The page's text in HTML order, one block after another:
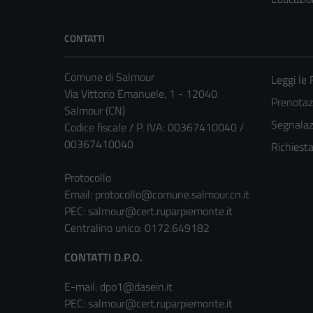
CONTATTI
Comune di Salmour
Via Vittorio Emanuele, 1 - 12040
Salmour (CN)
Codice fiscale / P. IVA: 00367410040 /
00367410040
Protocollo
Email: protocollo@comune.salmour.cn.it
PEC: salmour@cert.ruparpiemonte.it
Centralino unico: 0172.649182
CONTATTI D.P.O.
E-mail: dpo1@dasein.it
PEC: salmour@cert.ruparpiemonte.it
Leggi le